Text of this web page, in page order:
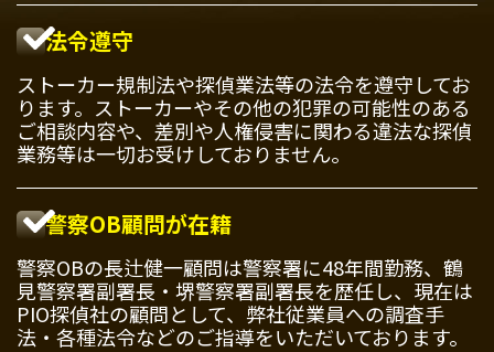
法令遵守
ストーカー規制法や探偵業法等の法令を遵守してお
ります。ストーカーやその他の犯罪の可能性のある
ご相談内容や、差別や人権侵害に関わる違法な探偵
業務等は一切お受けしておりません。
警察OB顧問が在籍
警察OBの長辻健一顧問は警察署に48年間勤務、鶴
見警察署副署長・堺警察署副署長を歴任し、現在は
PIO探偵社の顧問として、弊社従業員への調査手
法・各種法令などのご指導をいただいております。